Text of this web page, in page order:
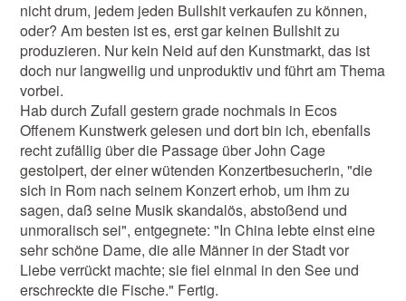
nicht drum, jedem jeden Bullshit verkaufen zu können,
oder? Am besten ist es, erst gar keinen Bullshit zu
produzieren. Nur kein Neid auf den Kunstmarkt, das ist
doch nur langweilig und unproduktiv und führt am Thema
vorbei.
Hab durch Zufall gestern grade nochmals in Ecos
Offenem Kunstwerk gelesen und dort bin ich, ebenfalls
recht zufällig über die Passage über John Cage
gestolpert, der einer wütenden Konzertbesucherin, "die
sich in Rom nach seinem Konzert erhob, um ihm zu
sagen, daß seine Musik skandalös, abstoßend und
unmoralisch sei", entgegnete: "In China lebte einst eine
sehr schöne Dame, die alle Männer in der Stadt vor
Liebe verrückt machte; sie fiel einmal in den See und
erschreckte die Fische." Fertig.